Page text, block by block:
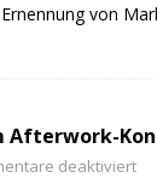
von
Afterwork-
deaktiviert